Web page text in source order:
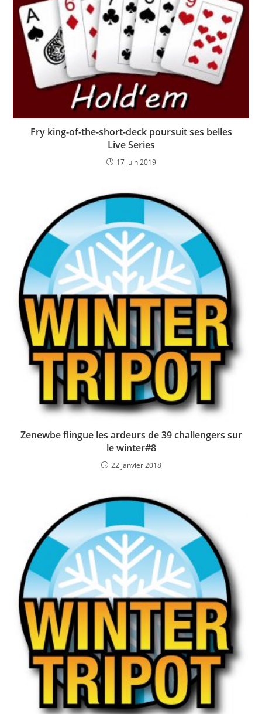
Fry king-of-the-short-deck poursuit ses belles
Live Series
17 juin 2019
Zenewbe flingue les ardeurs de 39 challengers sur
le winter#8
22 janvier 2018